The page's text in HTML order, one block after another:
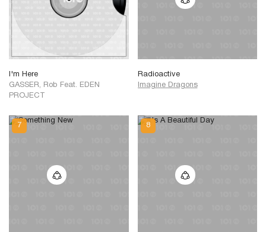
I'm Here
GASSER, Rob Feat. EDEN
PROJECT
Radioactive
Imagine Dragons